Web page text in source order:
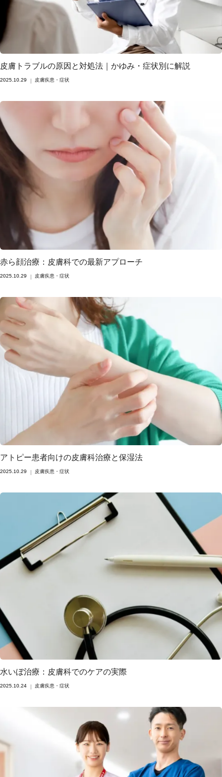
皮膚トラブルの原因と対処法｜かゆみ・症状別に解説
2025.10.29 皮膚疾患・症状
赤ら顔治療：皮膚科での最新アプローチ
2025.10.29 皮膚疾患・症状
アトピー患者向けの皮膚科治療と保湿法
2025.10.29 皮膚疾患・症状
水いぼ治療：皮膚科でのケアの実際
2025.10.24 皮膚疾患・症状